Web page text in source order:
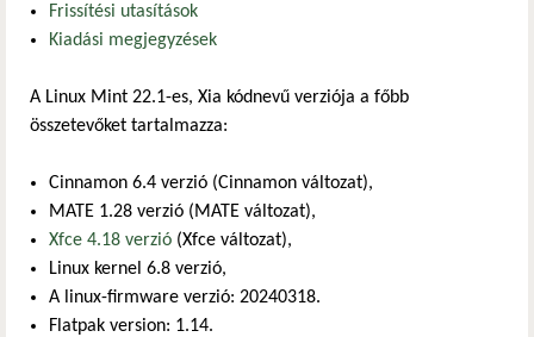
Frissítési utasítások
Kiadási megjegyzések
A Linux Mint 22.1-es, Xia kódnevű verziója a főbb
összetevőket tartalmazza:
Cinnamon 6.4 verzió (Cinnamon változat),
MATE 1.28 verzió (MATE változat),
Xfce 4.18 verzió (Xfce változat),
Linux kernel 6.8 verzió,
A linux-firmware verzió: 20240318.
Flatpak version: 1.14.